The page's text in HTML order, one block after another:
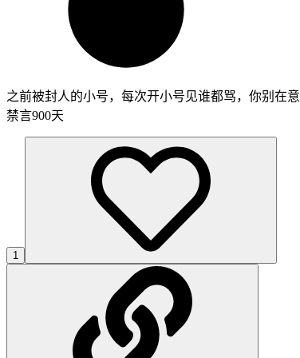
之前被封人的小号，每次开小号见谁都骂，你别在意
禁言900天
1